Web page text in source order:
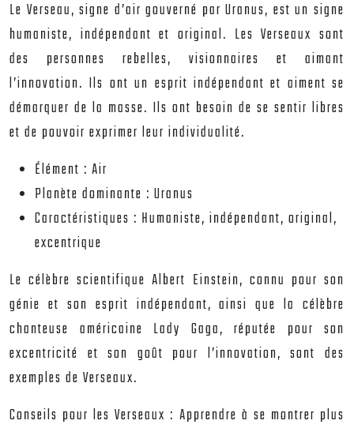
Le Verseau, signe d’air gouverné par Uranus, est un signe
humaniste, indépendant et original. Les Verseaux sont
des personnes rebelles, visionnaires et aimant
l’innovation. Ils ont un esprit indépendant et aiment se
démarquer de la masse. Ils ont besoin de se sentir libres
et de pouvoir exprimer leur individualité.
Élément : Air
Planète dominante : Uranus
Caractéristiques : Humaniste, indépendant, original,
excentrique
Le célèbre scientifique Albert Einstein, connu pour son
génie et son esprit indépendant, ainsi que la célèbre
chanteuse américaine Lady Gaga, réputée pour son
excentricité et son goût pour l’innovation, sont des
exemples de Verseaux.
Conseils pour les Verseaux : Apprendre à se montrer plus